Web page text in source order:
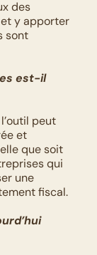
des
y apporter
sont
est-il
peut
et
que soit
qui
une
fiscal.